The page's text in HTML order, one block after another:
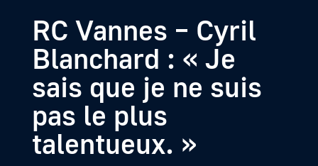
RC Vannes – Cyril
Blanchard : « Je
sais que je ne suis
pas le plus
talentueux. »